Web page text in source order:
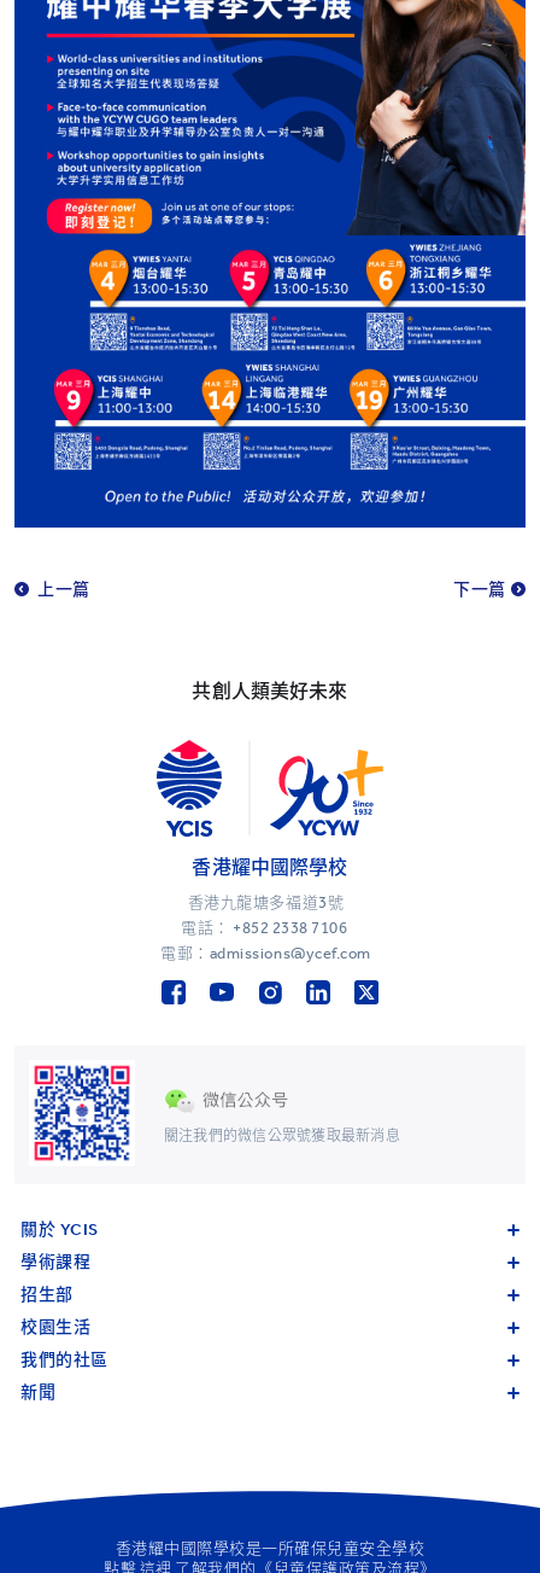
上一篇 下一篇
共創人類美好未來
關注我們的微信公眾號獲取最新消息
香港耀中國際學校
香港九龍塘多福道3號
電話： +852 2338 7106
電郵：admissions@ycef.com
關於 YCIS
學術課程
招生部
校園生活
我們的社區
新聞
香港耀中國際學校是一所確保兒童安全學校
點擊 這裡 了解我們的《兒童保護政策及流程》